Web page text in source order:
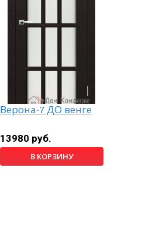
Верона-7 ДО венге
13980 руб.
В КОРЗИНУ